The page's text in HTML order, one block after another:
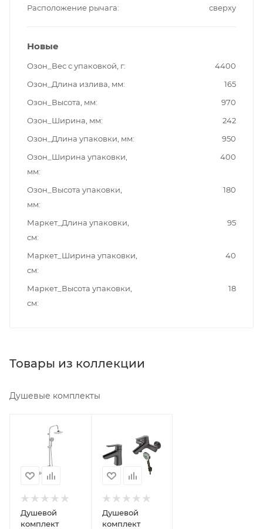
Расположение рычага
сверху
Новые
Озон_Вес с упаковкой, г
4400
Озон_Длина излива, мм
165
Озон_Высота, мм
970
Озон_Ширина, мм
242
Озон_Длина упаковки, мм
950
Озон_Ширина упаковки,
мм
400
Озон_Высота упаковки,
мм
180
Маркет_Длина упаковки,
см
95
Маркет_Ширина упаковки,
см
40
Маркет_Высота упаковки,
см
18
Товары из коллекции
Душевые комплекты
Минимальная
15714.60
Реквизиты
Душ,
Товар,
00-
011334880
Душевой
комплект
23334.50
Реквизиты
Душ,
Товар,
00-
011334620
Душевой
комплект